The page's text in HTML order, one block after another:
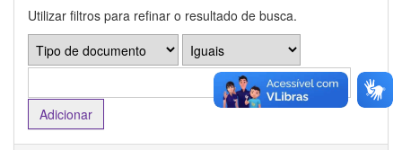
Utilizar filtros para refinar o resultado de busca.